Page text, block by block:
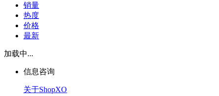
销量
热度
价格
最新
加载中...
信息咨询
关于ShopXO